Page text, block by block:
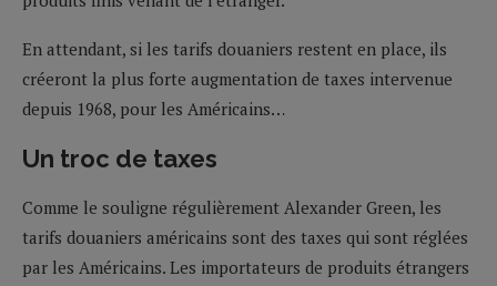
En attendant, si les tarifs douaniers restent en place, ils
créeront la plus forte augmentation de taxes intervenue
depuis 1968, pour les Américains…
Un troc de taxes
Comme le souligne régulièrement Alexander Green, les
tarifs douaniers américains sont des taxes qui sont réglées
par les Américains. Les importateurs de produits étrangers